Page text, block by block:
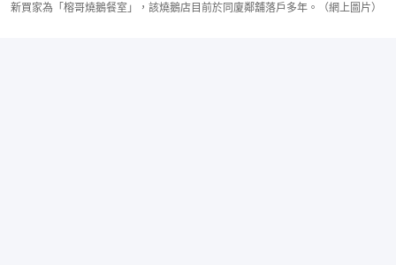
新買家為「榕哥燒鵝餐室」，該燒鵝店目前於同廈鄰舖落戶多年。（網上圖片）